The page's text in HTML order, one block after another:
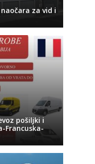
naočara za vid i
pošiljki i
Francuska-